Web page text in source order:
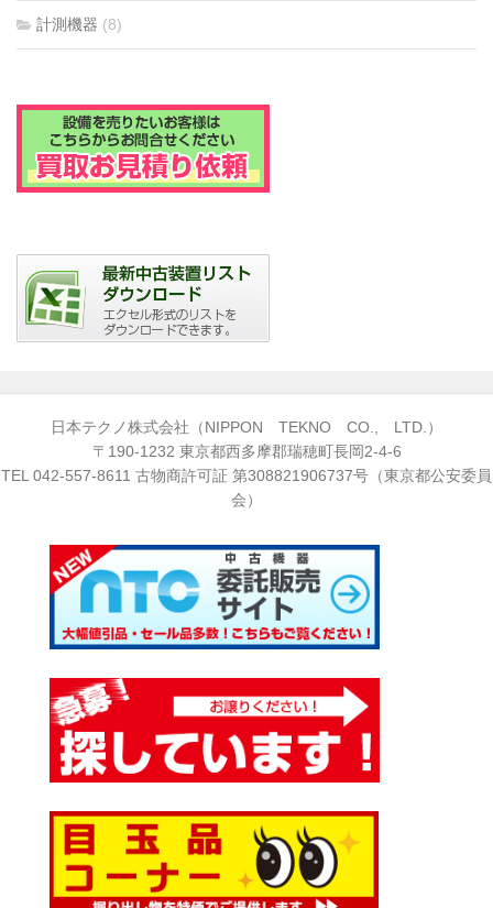
計測機器 (8)
日本テクノ株式会社（NIPPON TEKNO CO., LTD.）
〒190-1232 東京都西多摩郡瑞穂町長岡2-4-6
TEL 042-557-8611 古物商許可証 第308821906737号（東京都公安委員
会）